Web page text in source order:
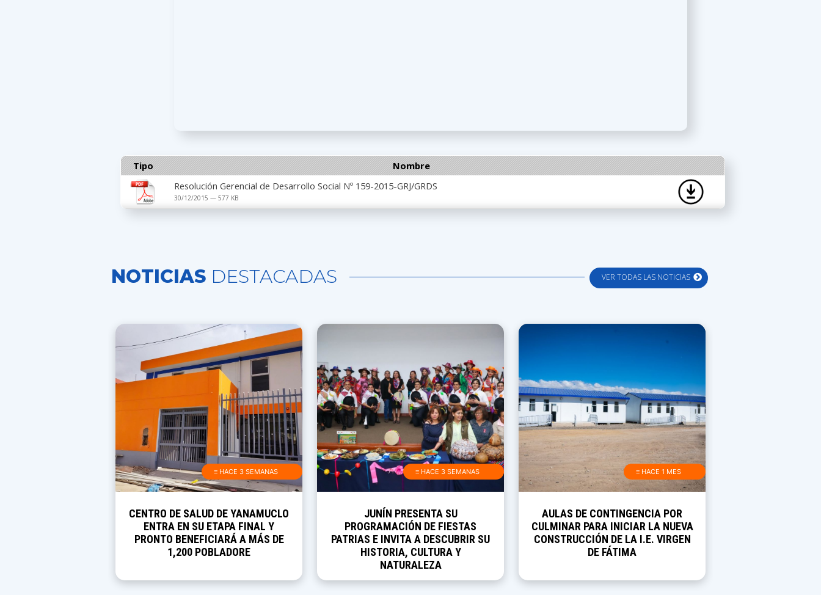
Tipo
Nombre
Resolución Gerencial de Desarrollo Social Nº 159-2015-GRJ/GRDS
30/12/2015 — 577 KB
VER TODAS LAS NOTICIAS
NOTICIAS DESTACADAS
≡ HACE 3 SEMANAS
CENTRO DE SALUD DE YANAMUCLO
ENTRA EN SU ETAPA FINAL Y
PRONTO BENEFICIARÁ A MÁS DE
1,200 POBLADORE
≡ HACE 3 SEMANAS
JUNÍN PRESENTA SU
PROGRAMACIÓN DE FIESTAS
PATRIAS E INVITA A DESCUBRIR SU
HISTORIA, CULTURA Y
NATURALEZA
≡ HACE 1 MES
AULAS DE CONTINGENCIA POR
CULMINAR PARA INICIAR LA NUEVA
CONSTRUCCIÓN DE LA I.E. VIRGEN
DE FÁTIMA